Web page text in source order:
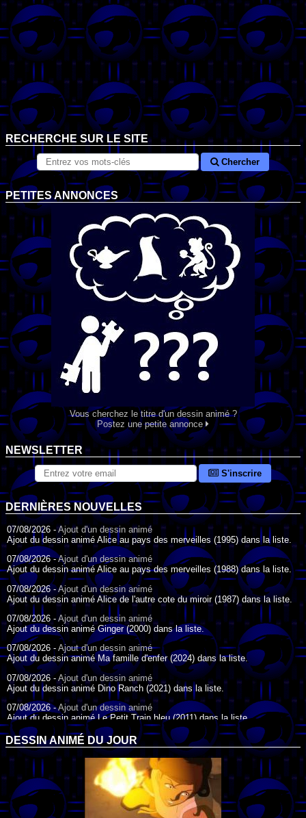
RECHERCHE SUR LE SITE
Chercher
PETITES ANNONCES
Vous cherchez le titre d'un dessin animé ?
Postez une petite annonce
NEWSLETTER
S'inscrire
DERNIÈRES NOUVELLES
07/08/2026 -Ajout d'un dessin animé
Ajout du dessin animé Alice au pays des merveilles (1995) dans la liste.
07/08/2026 -Ajout d'un dessin animé
Ajout du dessin animé Alice au pays des merveilles (1988) dans la liste.
07/08/2026 -Ajout d'un dessin animé
Ajout du dessin animé Alice de l'autre cote du miroir (1987) dans la liste.
07/08/2026 - Ajout d'un dessin animé
Ajout du dessin animé Ginger (2000) dans la liste.
07/08/2026 - Ajout d'un dessin animé
Ajout du dessin animé Ma famille d'enfer (2024) dans la liste.
07/08/2026 -Ajout d'un dessin animé
Ajout du dessin animé Dino Ranch (2021) dans la liste.
07/08/2026 -Ajout d'un dessin animé
Ajout du dessin animé Le Petit Train bleu (2011) dans la liste.
07/08/2026 - Ajout d'un dessin animé
Ajout du dessin animé Agent Spécial Oso (2009) dans la liste.
17/07/2026 -
Ajout d'un dessin animé
Ajout du dessin animé Peter Pan (1988) dans la liste.
17/07/2026 - Ajout d'un dessin animé
Ajout du dessin animé Le Bossu de Notre-Dame (1996) dans la liste.
DESSIN ANIMÉ DU JOUR